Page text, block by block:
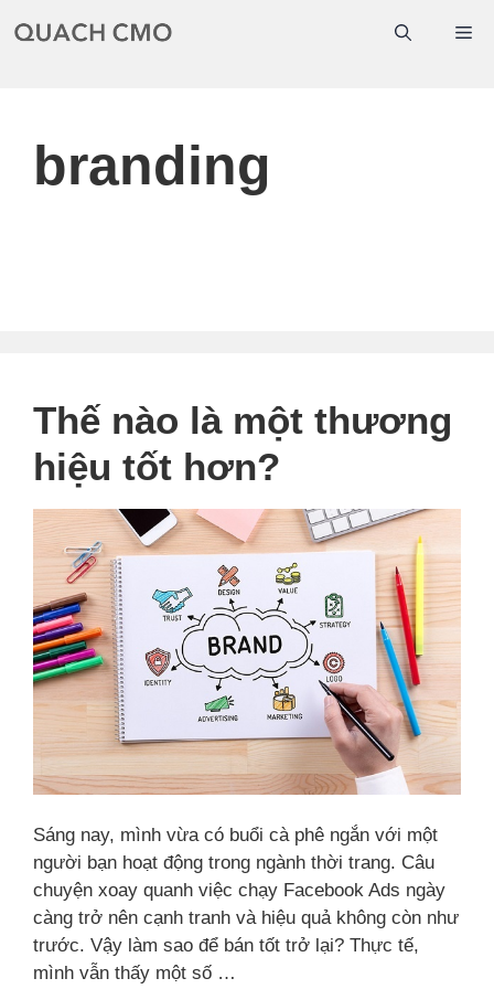
đến
branding
Thế nào là một thương
hiệu tốt hơn?
Sáng nay, mình vừa có buổi cà phê ngắn với một
người bạn hoạt động trong ngành thời trang. Câu
chuyện xoay quanh việc chạy Facebook Ads ngày
càng trở nên cạnh tranh và hiệu quả không còn như
trước. Vậy làm sao để bán tốt trở lại? Thực tế,
mình vẫn thấy một số …